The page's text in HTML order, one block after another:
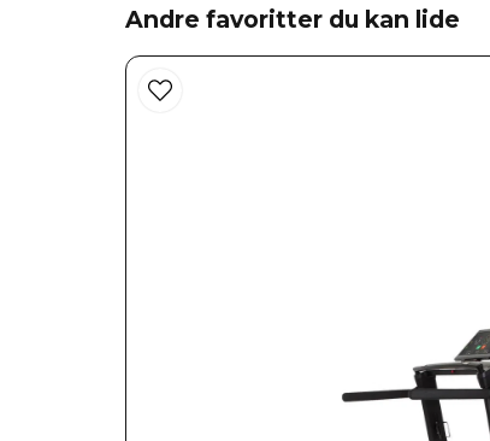
Andre favoritter du kan lide